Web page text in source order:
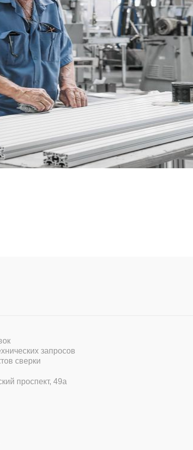
запросов
сверки
проспект, 49а